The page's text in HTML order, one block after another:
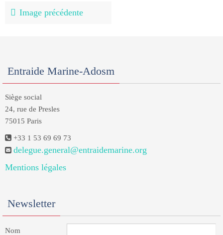
Image précédente
Entraide Marine-Adosm
Siège social
24, rue de Presles
75015 Paris
+33 1 53 69 69 73
delegue.general@entraidemarine.org
Mentions légales
Newsletter
Nom